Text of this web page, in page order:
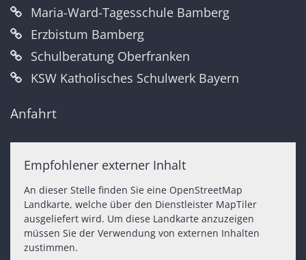
Maria-Ward-Tagesschule Bamberg
Erzbistum Bamberg
Schulberatung Oberfranken
KSW Katholisches Schulwerk Bayern
Anfahrt
Empfohlener externer Inhalt
An dieser Stelle finden Sie eine OpenStreetMap
Landkarte, welche über den Dienstleister MapTiler
ausgeliefert wird. Um diese Landkarte anzuzeigen
müssen Sie der Verwendung von externen Inhalten
zustimmen.